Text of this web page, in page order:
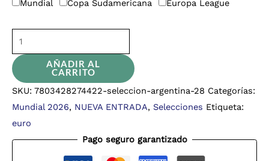
Mundial
Copa Sudamericana Europa League
AÑADIR AL
CARRITO
SKU: 7803428274422-seleccion-argentina-28 Categorías:
Mundial 2026, NUEVA ENTRADA, Selecciones Etiqueta:
euro
Pago seguro garantizado